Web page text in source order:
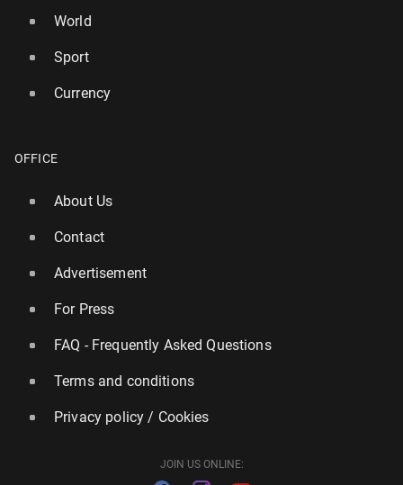
World
Sport
Currency
OFFICE
About Us
Contact
Advertisement
For Press
FAQ - Frequently Asked Questions
Terms and conditions
Privacy policy / Cookies
JOIN US ONLINE: